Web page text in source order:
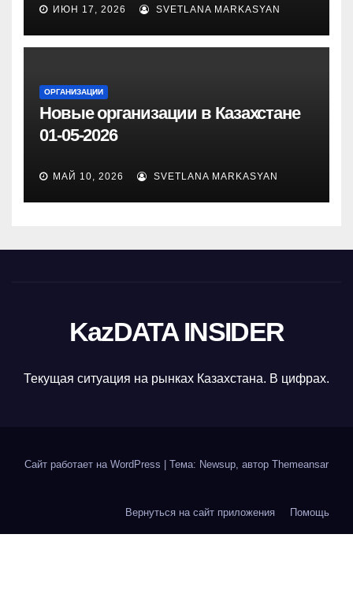
ИЮН 17, 2026 SVETLANA MARKASYAN
ОРГАНИЗАЦИИ
Новые организации в Казахстане
01-05-2026
МАЙ 10, 2026 SVETLANA MARKASYAN
KazDATA INSIDER
Текущая ситуация на рынках Казахстана. В цифрах.
Сайт работает на WordPress | Тема: Newsup, автор Themeansar
Вернуться на сайт приложения Помощь